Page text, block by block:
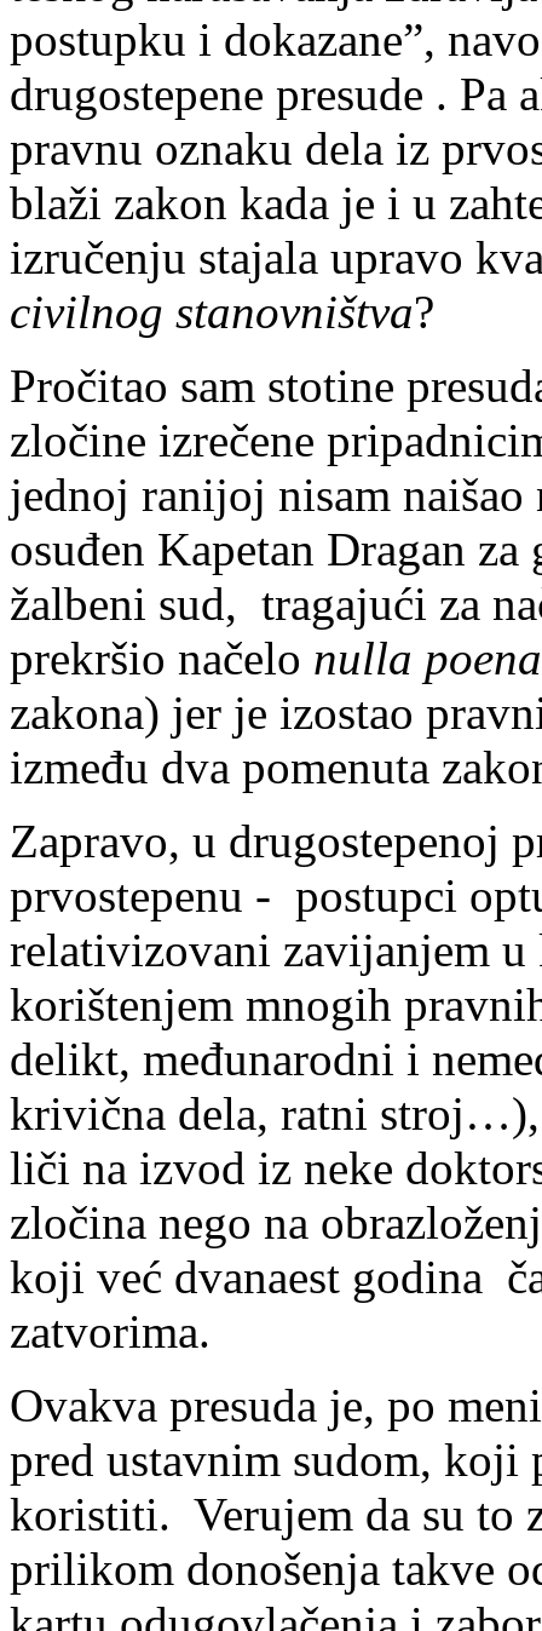
postupku i dokazane”,
drugostepene presude . Pa
pravnu oznaku dela iz
blaži zakon kada je i u
izručenju stajala upravo
civilnog stanovništva?
Pročitao sam stotine
zločine izrečene
jednoj ranijoj nisam
osuđen Kapetan Dragan
žalbeni sud, tragajući za
prekršio načelo nulla
zakona) jer je izostao
između dva pomenuta
Zapravo, u drugostepenoj
prvostepenu - postupci
relativizovani zavijanjem
korištenjem mnogih
delikt, međunarodni i
krivična dela, ratni stroj…),
liči na izvod iz neke
zločina nego na
koji već dvanaest godina
zatvorima.
Ovakva presuda je, po
pred ustavnim sudom, koji
koristiti. Verujem da su to
prilikom donošenja takve